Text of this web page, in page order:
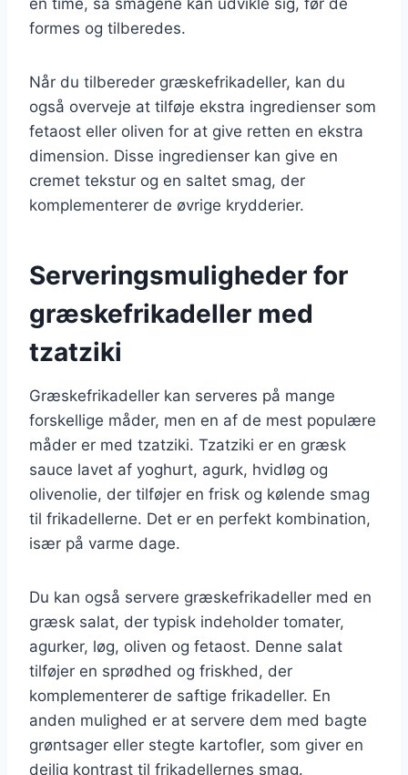
formes og tilberedes.
Når du tilbereder græskefrikadeller, kan du
også overveje at tilføje ekstra ingredienser som
fetaost eller oliven for at give retten en ekstra
dimension. Disse ingredienser kan give en
cremet tekstur og en saltet smag, der
komplementerer de øvrige krydderier.
Serveringsmuligheder for
græskefrikadeller med
tzatziki
Græskefrikadeller kan serveres på mange
forskellige måder, men en af de mest populære
måder er med tzatziki. Tzatziki er en græsk
sauce lavet af yoghurt, agurk, hvidløg og
olivenolie, der tilføjer en frisk og kølende smag
til frikadellerne. Det er en perfekt kombination,
især på varme dage.
Du kan også servere græskefrikadeller med en
græsk salat, der typisk indeholder tomater,
agurker, løg, oliven og fetaost. Denne salat
tilføjer en sprødhed og friskhed, der
komplementerer de saftige frikadeller. En
anden mulighed er at servere dem med bagte
grøntsager eller stegte kartofler, som giver en
dejlig kontrast til frikadellernes smag.